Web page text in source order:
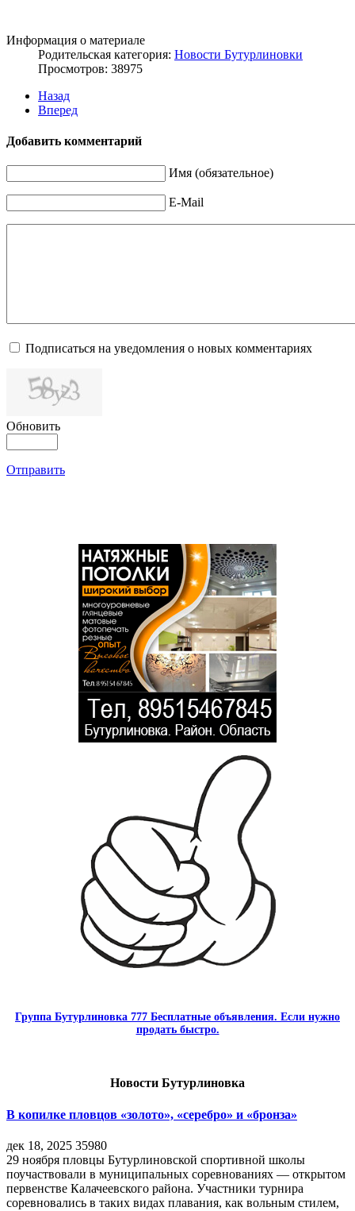
Информация о материале
Родительская категория: Новости Бутурлиновки
Просмотров: 38975
Назад
Вперед
Добавить комментарий
Имя (обязательное)
E-Mail
Подписаться на уведомления о новых комментариях
Обновить
Отправить
Группа Бутурлиновка 777 Бесплатные объявления. Если нужно
продать быстро.
Новости Бутурлиновка
В копилке пловцов «золото», «серебро» и «бронза»
дек 18, 2025 35980
29 ноября пловцы Бутурлиновской спортивной школы
поучаствовали в муниципальных соревнованиях — открытом
первенстве Калачеевского района. Участники турнира
соревновались в таких видах плавания, как вольным стилем,